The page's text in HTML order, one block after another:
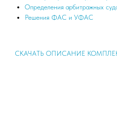
Определения арбитражных
Решения ФАС и УФАС
СКАЧАТЬ ОПИСАНИЕ